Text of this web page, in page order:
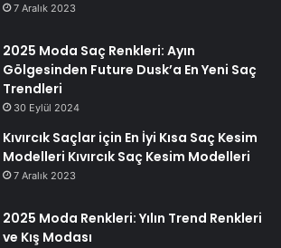
7 Aralık 2023
2025 Moda Saç Renkleri: Ayın
Gölgesinden Future Dusk’a En Yeni Saç
Trendleri
30 Eylül 2024
Kıvırcık Saçlar için En İyi Kısa Saç Kesim
Modelleri Kıvırcık Saç Kesim Modelleri
7 Aralık 2023
2025 Moda Renkleri: Yılın Trend Renkleri
ve Kış Modası